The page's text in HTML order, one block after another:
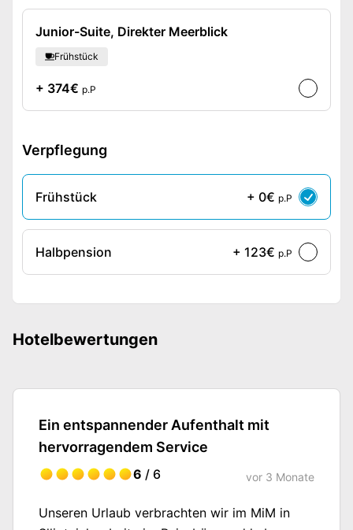
Junior-Suite, Direkter Meerblick
Frühstück
+ 374€ p.P
Verpflegung
Frühstück + 0€ p.P
Halbpension + 123€ p.P
Hotelbewertungen
Ein entspannender Aufenthalt mit
hervorragendem Service
6 / 6 vor 3 Monate
Unseren Urlaub verbrachten wir im MiM in